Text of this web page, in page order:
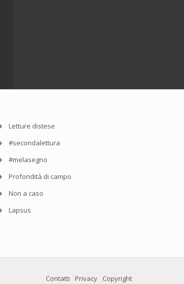
Letture distese
#secondalettura
#melasegno
Profondità di campo
Non a caso
Lapsus
Contatti Privacy Copyright